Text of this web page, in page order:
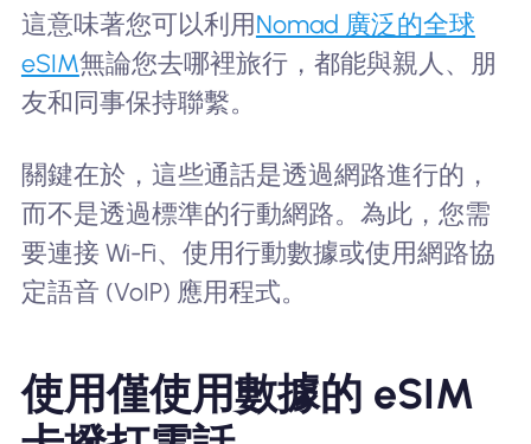
這意味著您可以利用 Nomad 廣泛的全球
eSIM無論您去哪裡旅行，都能與親人、朋
友和同事保持聯繫。
關鍵在於，這些通話是透過網路進行的，
而不是透過標準的行動網路。為此，您需
要連接 Wi-Fi、使用行動數據或使用網路協
定語音 (VoIP) 應用程式。
使用僅使用數據的 eSIM